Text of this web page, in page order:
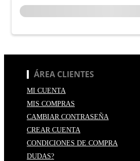
ÁREA CLIENTES
MI CUENTA
MIS COMPRAS
CAMBIAR CONTRASEÑA
CREAR CUENTA
CONDICIONES DE COMPRA
DUDAS?